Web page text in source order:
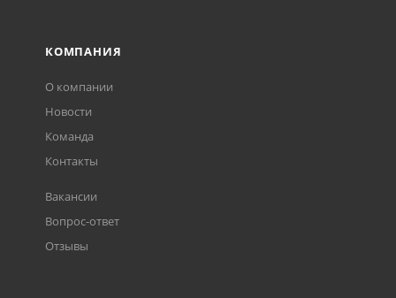
КОМПАНИЯ
О компании
Новости
Команда
Контакты
Вакансии
Вопрос-ответ
Отзывы